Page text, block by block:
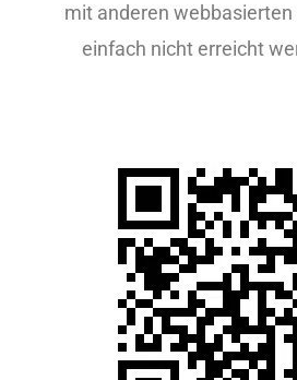
mit anderen webbasierten
einfach nicht erreicht